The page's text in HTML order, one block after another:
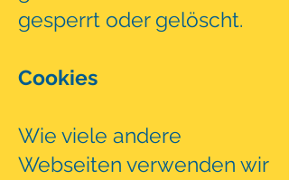
gesperrt oder gelöscht.
Cookies
Wie viele andere
Webseiten verwenden wir